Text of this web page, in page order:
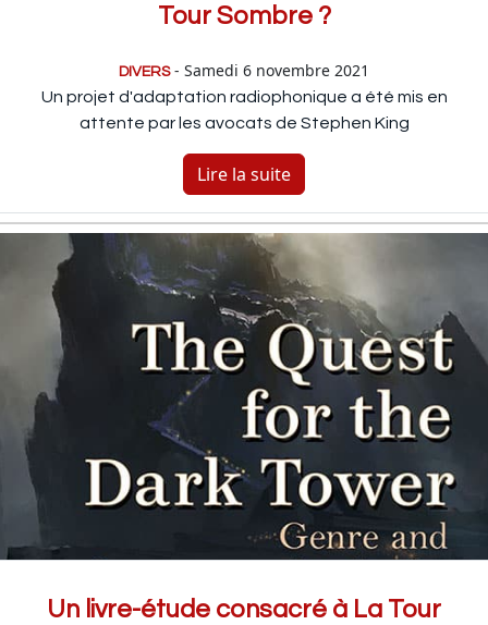
Tour Sombre ?
DIVERS- Samedi 6 novembre 2021
Un projet d'adaptation radiophonique a été mis en
attente par les avocats de Stephen King
Lire la suite
Un livre-étude consacré à La Tour